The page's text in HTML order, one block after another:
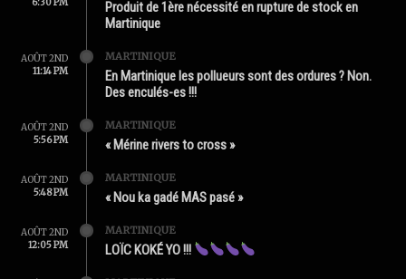
Produit de 1ère nécessité en rupture de stock en
Martinique
AOÛT 2ND
11:14 PM
MARTINIQUE
En Martinique les pollueurs sont des ordures ? Non.
Des enculés-es !!!
AOÛT 2ND
5:56 PM
MARTINIQUE
« Mérine rivers to cross »
AOÛT 2ND
5:48 PM
MARTINIQUE
« Nou ka gadé MAS pasé »
AOÛT 2ND
12:05 PM
MARTINIQUE
LOÏC KOKÉ YO !!!